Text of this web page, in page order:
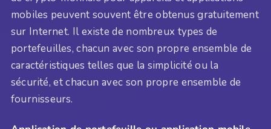
mobiles peuvent souvent être obtenus gratuitement
sur Internet. Il existe de nombreux types de
portefeuilles, chacun avec son propre ensemble de
caractéristiques telles que la simplicité ou la
sécurité, et chacun avec son propre ensemble de
fournisseurs.